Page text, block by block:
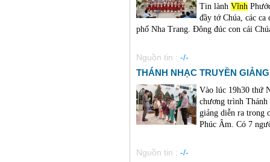
Tin lành Vĩnh
đầy tớ Chúa, các ca
phố Nha Trang. Đông đúc con cái
Nguồn tin : -/-
THÁNH NHẠC TRUYỀN
Vào lúc 19h30 thứ
chương trình
giảng diễn ra trong
Phúc Âm. Có 7
Nguồn tin : -/-